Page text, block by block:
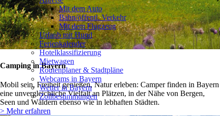
Camping in Bayern
Mobil sein, Freiheit genießen, Natur erleben: Camper finden in Bayern
eine unvergleichliche Vielfalt an Plätzen, in der Nähe von Bergen,
Seen und Wäldern ebenso wie in lebhaften Städten.
> Mehr erfahren
Mit dem Auto
Bahn/öffentl. Verkehr
Mit dem Flugzeug
Urlaub mit Hund
Ferienkalender
Hotelklassifizierung
Mietwagen
Routenplaner & Stadtpläne
Webcams in Bayern
Wetter in Bayern
Zollbestimmungen